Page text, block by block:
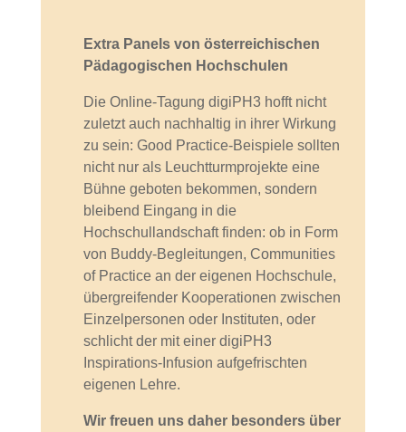
Extra Panels von österreichischen
Pädagogischen Hochschulen
Die Online-Tagung digiPH3 hofft nicht
zuletzt auch nachhaltig in ihrer Wirkung
zu sein: Good Practice-Beispiele sollten
nicht nur als Leuchtturmprojekte eine
Bühne geboten bekommen, sondern
bleibend Eingang in die
Hochschullandschaft finden: ob in Form
von Buddy-Begleitungen, Communities
of Practice an der eigenen Hochschule,
übergreifender Kooperationen zwischen
Einzelpersonen oder Instituten, oder
schlicht der mit einer digiPH3
Inspirations-Infusion aufgefrischten
eigenen Lehre.
Wir freuen uns daher besonders über